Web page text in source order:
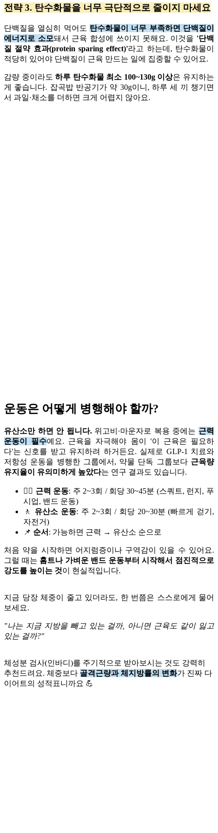
전략 3. 탄수화물을 너무 극단적으로 줄이지 마세요
단백질을 열심히 먹어도 탄수화물이 너무 부족하면 단백질이
에너지로 소모돼서 근육 합성에 쓰이지 못해요. 이것을 '단백
질 절약 효과(protein sparing effect)'라고 하는데, 탄수화물이
적당히 있어야 단백질이 근육 만드는 일에 집중할 수 있어요.
감량 중이라도하루 탄수화물 최소 100~130g 이상은 유지하는
게 좋습니다. 잡곡밥 반공기가 약 30g이니, 하루 세 끼 챙기면
서 과일·채소를 더하면 크게 어렵지 않아요.
운동은 어떻게 병행해야 할까?
유산소만 하면 안 됩니다.위고비·마운자로 복용 중에는 근력
운동이 필수예요. 근육을 자극해야 몸이 '이 근육은 필요하
다'는 신호를 받고 유지하려 하거든요. 실제로 GLP-1 치료와
저항성 운동을 병행한 그룹에서, 약물 단독 그룹보다 근육량
유지율이 유의미하게 높았다는 연구 결과도 있습니다.
🏋🏻 근력 운동: 주 2~3회 / 회당 30~45분 (스쿼트, 런지, 푸
시업, 밴드 운동)
🚶 유산소 운동: 주 2~3회 / 회당 20~30분 (빠르게 걷기,
자전거)
📌 순서 : 가능하면 근력 → 유산소 순으로
처음 약을 시작하면 어지럼증이나 구역감이 있을 수 있어요.
그럴 때는 홈트나 가벼운 밴드 운동부터 시작해서 점진적으로
강도를 높이는 것이 현실적입니다.
지금 당장 체중이 줄고 있더라도, 한 번쯤은 스스로에게 물어
보세요.
"나는 지금 지방을 빼고 있는 걸까, 아니면 근육도 같이 잃고
있는 걸까?"
체성분 검사(인바디)를 주기적으로 받아보시는 것도 강력히
추천드려요. 체중보다 골격근량과 체지방률의 변화가 진짜 다
이어트의 성적표니까요 💪